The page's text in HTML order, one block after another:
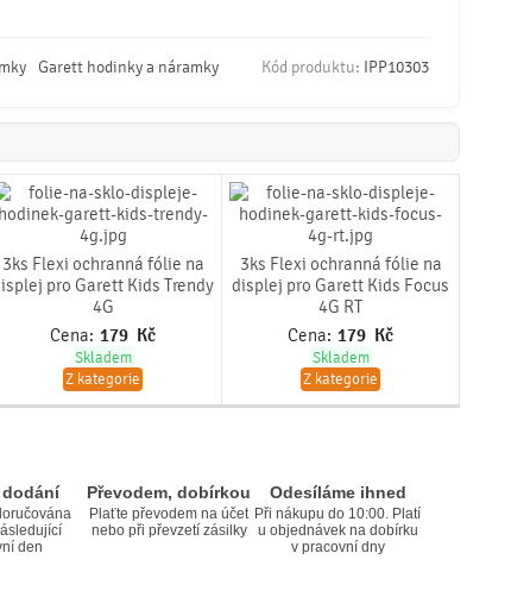
Garett hodinky a náramky Kód produktu: IPP10303
3ks Flexi ochranná fólie na
pro Garett Kids Trendy
4G
Cena: 179 Kč
Skladem
Z kategorie
3ks Flexi ochranná fólie na
displej pro Garett Kids Focus
4G RT
Cena: 179 Kč
Skladem
Z kategorie
den
Převodem, dobírkou
Plaťte převodem na účet
nebo při převzetí zásilky
Odesíláme ihned
Při nákupu do 10:00. Platí
u objednávek na dobírku
v pracovní dny